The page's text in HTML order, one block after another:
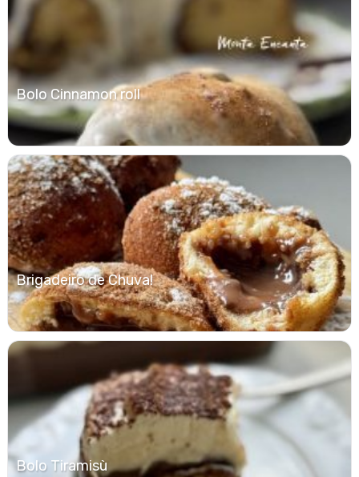
Bolo Cinnamon roll
Brigadeiro de Chuva!
Bolo Tiramisù